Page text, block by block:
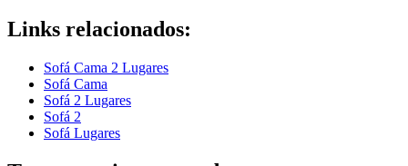
Links relacionados:
Sofá Cama 2 Lugares
Sofá Cama
Sofá 2 Lugares
Sofá 2
Sofá Lugares